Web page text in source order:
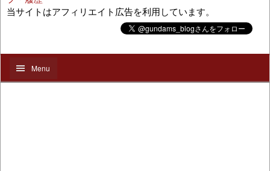
当サイトはアフィリエイト広告を利用しています。
Menu